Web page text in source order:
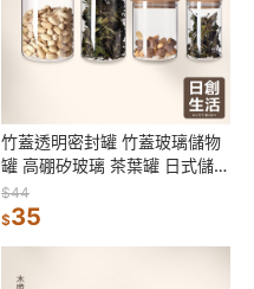
竹蓋透明密封罐 竹蓋玻璃儲物
罐 高硼矽玻璃 茶葉罐 日式儲物
罐 五穀雜糧罐 糖果罐 麵條罐
儲物罐
$44
$35